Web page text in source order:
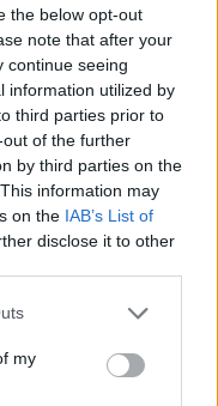
the below opt-out
note that after your
continue seeing
information utilized by
third parties prior to
of the further
by third parties on the
information may
on the IAB’s List of
disclose it to other
my